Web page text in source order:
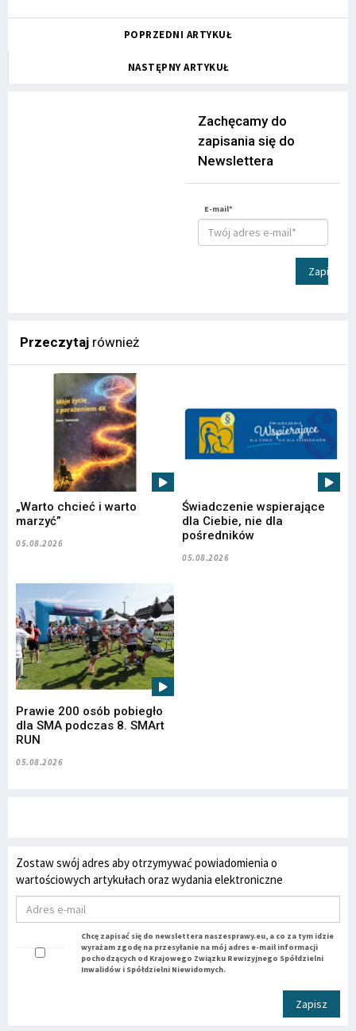
POPRZEDNI ARTYKUŁ
NASTĘPNY ARTYKUŁ
Zachęcamy do
zapisania się do
Newslettera
E-mail*
Zapisz
Przeczytaj również
„Warto chcieć i warto
marzyć”
05.08.2026
Świadczenie wspierające
dla Ciebie, nie dla
pośredników
05.08.2026
Prawie 200 osób pobiegło
dla SMA podczas 8. SMArt
RUN
05.08.2026
Zostaw swój adres aby otrzymywać powiadomienia o
wartościowych artykułach oraz wydania elektroniczne
Chcę zapisać się do newslettera naszesprawy.eu, a co za tym idzie
wyrażam zgodę na przesyłanie na mój adres e-mail informacji
pochodzących od Krajowego Związku Rewizyjnego Spółdzielni
Inwalidów i Spółdzielni Niewidomych.
Zapisz